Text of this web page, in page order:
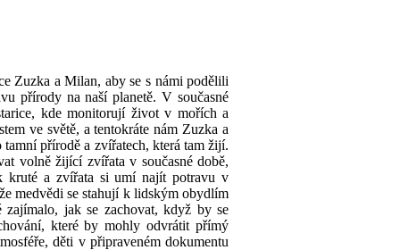
Zuzka a Milan, abyse s námi podělili
přírody na naší planetě. V současné
kde monitorují život v mořích a
ve světě, a tentokráte nám Zuzka a
přírodě a zvířatech, která tam žijí.
volně žijící zvířata v současné době,
kruté a zvířata si umí najít potravu v
medvědi se stahují k lidským obydlím
zajímalo, jak se zachovat, když by se
které by mohly odvrátit přímý
děti v připraveném dokumentu